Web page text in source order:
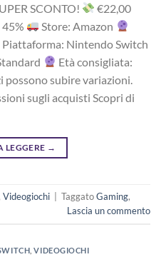
SCONTO!
‎€22,00
Store: Amazon
Piattaforma: Nintendo Switch
Età consigliata:
possono subire variazioni.
sugli acquisti Scopri di
LEGGERE →
Videogiochi TaggatoGaming,
Lascia un commento
,VIDEOGIOCHI